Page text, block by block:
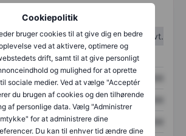
Cookiepolitik
bruger cookies til at give dig en bedre
ved at aktivere, optimere og
drift, samt til at give personligt
og mulighed for at oprette
sociale medier. Ved at vælge "Acceptér
du brugen af cookies og den tilhørende
af personlige data. Vælg "Administrer
for at administrere dine
Du kan til enhver tid ændre dine
1. kvt.
2. kvt.
XXXXXXX XXXXXXX
XXXXXXX XXXXXXX
XXXXXXX